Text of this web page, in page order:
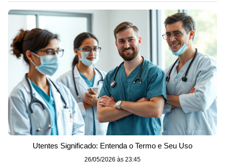
Utentes Significado: Entenda o Termo e Seu Uso
26/05/2026 às 23:45